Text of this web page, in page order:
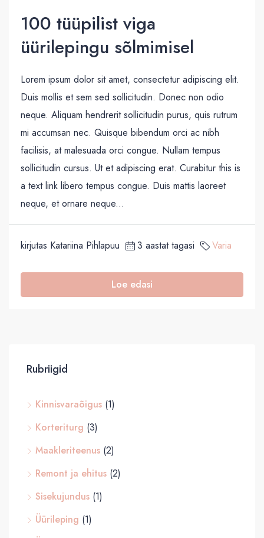
100 tüüpilist viga
üürilepingu sõlmimisel
Lorem ipsum dolor sit amet, consectetur adipiscing elit.
Duis mollis et sem sed sollicitudin. Donec non odio
neque. Aliquam hendrerit sollicitudin purus, quis rutrum
mi accumsan nec. Quisque bibendum orci ac nibh
facilisis, at malesuada orci congue. Nullam tempus
sollicitudin cursus. Ut et adipiscing erat. Curabitur this is
a text link libero tempus congue. Duis mattis laoreet
neque, et ornare neque...
kirjutas Katariina Pihlapuu 3 aastat tagasi Varia
Loe edasi
Rubriigid
Kinnisvaraõigus (1)
Korteriturg (3)
Maakleriteenus (2)
Remont ja ehitus (2)
Sisekujundus (1)
Üürileping (1)